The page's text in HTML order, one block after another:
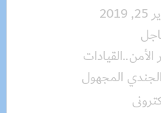
المجهول